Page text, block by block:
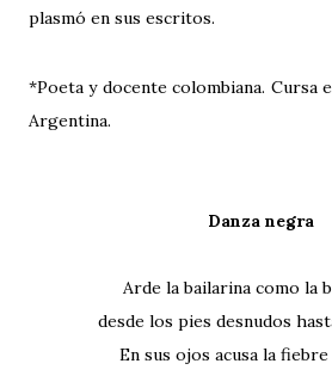
plasmó en sus escritos.
*Poeta y docente colombiana. Cursa
Argentina.
Danza negra
Arde la bailarina como la
desde los pies desnudos
En sus ojos acusa la